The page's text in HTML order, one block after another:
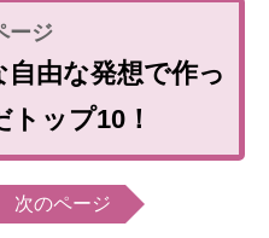
由な発想で作っ
ップ10！
次のページ